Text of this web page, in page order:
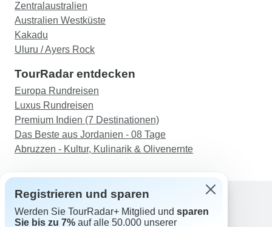
Zentralaustralien
Australien Westküste
Kakadu
Uluru / Ayers Rock
TourRadar entdecken
Europa Rundreisen
Luxus Rundreisen
Premium Indien (7 Destinationen)
Das Beste aus Jordanien - 08 Tage
Abruzzen - Kultur, Kulinarik & Olivenernte
Support
Registrieren und sparen
Werden Sie TourRadar+ Mitglied und sparen
Sie bis zu 7% auf alle 50.000 unserer